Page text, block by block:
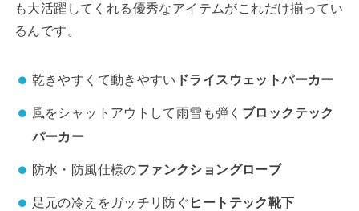
も大活躍してくれる優秀なアイテムがこれだけ揃ってい
るんです。
乾きやすくて動きやすい ドライスウェットパーカー
風をシャットアウトして雨雪も弾く ブロックテック
パーカー
防水・防風仕様のファンクショングローブ
足元の冷えをガッチリ防ぐ ヒートテック靴下